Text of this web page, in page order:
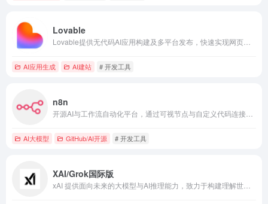
Lovable
AI应用生成 AI建站 # 开发工具
n8n
AI大模型 GitHub/AI开源 # 开发工具
XAI/Grok国际版